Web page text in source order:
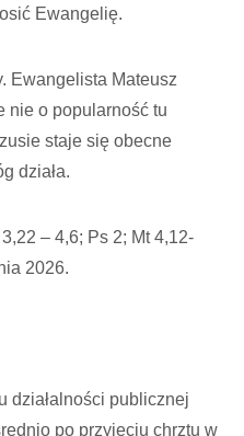
Ewangelię.
Ewangelista Mateusz
nie o popularność tu
staje się obecne
działa.
– 4,6; Ps 2; Mt 4,12-
2026.
działalności publicznej
po przyjęciu chrztu w